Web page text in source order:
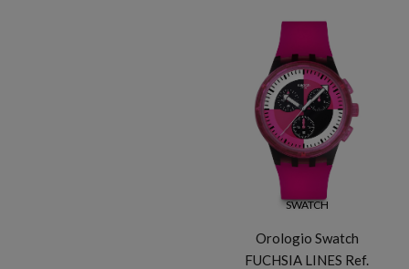
SWATCH
Orologio Swatch
FUCHSIA LINES Ref.